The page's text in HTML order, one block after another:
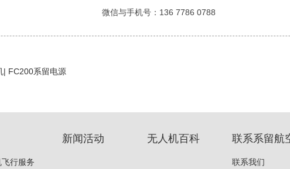
微信与手机号：136 7786 0788
| FC200系留电源
行服务
新闻活动 无人机百科 联系系留航
联系我们